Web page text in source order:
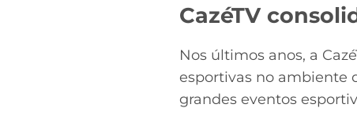
CazéTV
Nos últimos anos, a
esportivas no ambiente
grandes eventos